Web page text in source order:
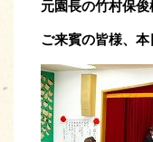
元園長の竹村保
ご来賓の皆様、